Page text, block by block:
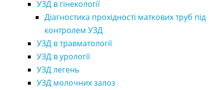
УЗД в гінекології
Діагностика прохідності маткових труб під
контролем УЗД
УЗД в травматології
УЗД в урології
УЗД легень
УЗД молочних залоз